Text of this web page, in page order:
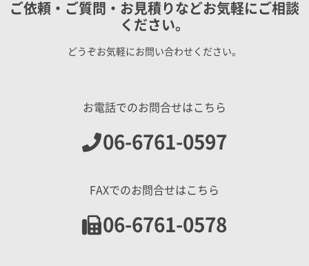
ご依頼・ご質問・お見積りなどお気軽にご相談
ください。
どうぞお気軽にお問い合わせください。
お電話でのお問合せはこちら
06-6761-0597
FAXでのお問合せはこちら
06-6761-0578